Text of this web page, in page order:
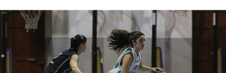
LIGA BETCLIC MASCULINA
LIGA BETCLIC FEMININA